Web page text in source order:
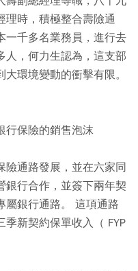
理時，積極整合壽險通
一千多名業務員，進行去
人，何力生認為，這支部
環境變動的衝擊有限。
行保險的銷售泡沫
通路發展，並在六家同
銀行合作，並簽下兩年契
屬銀行通路。 這項通路
新契約保單收入（ FYP